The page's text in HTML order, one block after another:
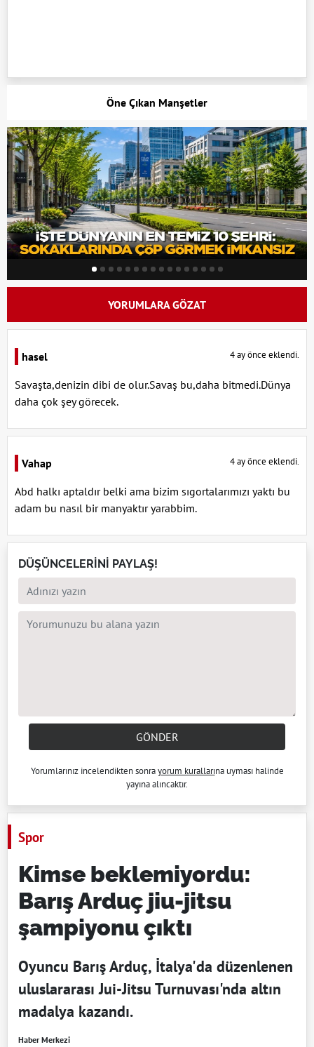
Öne Çıkan Manşetler
YORUMLARA GÖZAT
hasel 4 ay önce eklendi.
Savaşta,denizin dibi de olur.Savaş bu,daha bitmedi.Dünya
daha çok şey görecek.
Vahap 4 ay önce eklendi.
Abd halkı aptaldır belki ama bizim sıgortalarımızı yaktı bu
adam bu nasıl bir manyaktır yarabbim.
DÜŞÜNCELERİNİ PAYLAŞ!
GÖNDER
Yorumlarınız incelendikten sonrayorum kurallarına uyması halinde
yayına alıncaktır.
Spor
Kimse beklemiyordu:
Barış Arduç jiu-jitsu
şampiyonu çıktı
Oyuncu Barış Arduç, İtalya'da düzenlenen
uluslararası Jui-Jitsu Turnuvası'nda altın
madalya kazandı.
Haber Merkezi